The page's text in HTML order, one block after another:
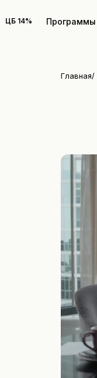
ЦБ 14% Программы
Главная/